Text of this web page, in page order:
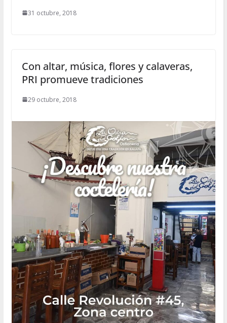
31 octubre, 2018
Con altar, música, flores y calaveras,
PRI promueve tradiciones
29 octubre, 2018